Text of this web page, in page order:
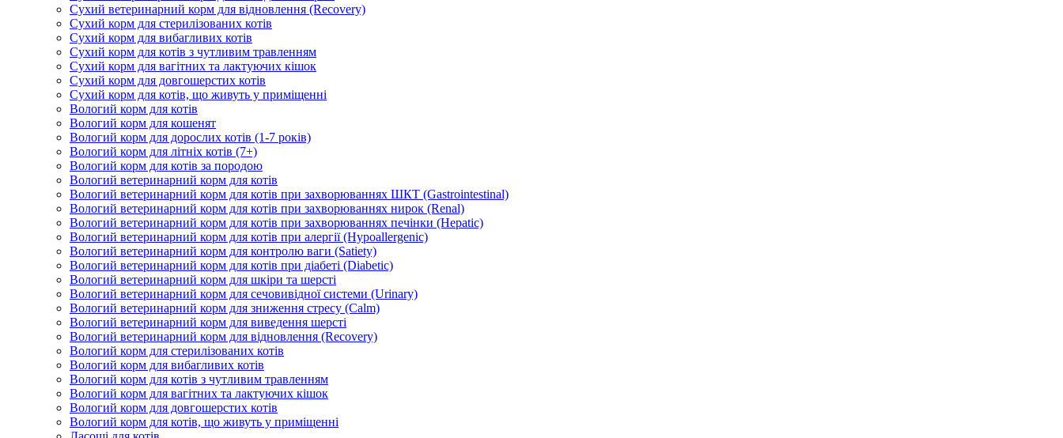
Сухий ветеринарний корм для відновлення (Recovery)
Сухий корм для стерилізованих котів
Сухий корм для вибагливих котів
Сухий корм для котів з чутливим травленням
Сухий корм для вагітних та лактуючих кішок
Сухий корм для довгошерстих котів
Сухий корм для котів, що живуть у приміщенні
Вологий корм для котів
Вологий корм для кошенят
Вологий корм для дорослих котів (1-7 років)
Вологий корм для літніх котів (7+)
Вологий корм для котів за породою
Вологий ветеринарний корм для котів
Вологий ветеринарний корм для котів при захворюваннях ШКТ (Gastrointestinal)
Вологий ветеринарний корм для котів при захворюваннях нирок (Renal)
Вологий ветеринарний корм для котів при захворюваннях печінки (Hepatic)
Вологий ветеринарний корм для котів при алергії (Hypoallergenic)
Вологий ветеринарний корм для контролю ваги (Satiety)
Вологий ветеринарний корм для котів при діабеті (Diabetic)
Вологий ветеринарний корм для шкіри та шерсті
Вологий ветеринарний корм для сечовивідної системи (Urinary)
Вологий ветеринарний корм для зниження стресу (Calm)
Вологий ветеринарний корм для виведення шерсті
Вологий ветеринарний корм для відновлення (Recovery)
Вологий корм для стерилізованих котів
Вологий корм для вибагливих котів
Вологий корм для котів з чутливим травленням
Вологий корм для вагітних та лактуючих кішок
Вологий корм для довгошерстих котів
Вологий корм для котів, що живуть у приміщенні